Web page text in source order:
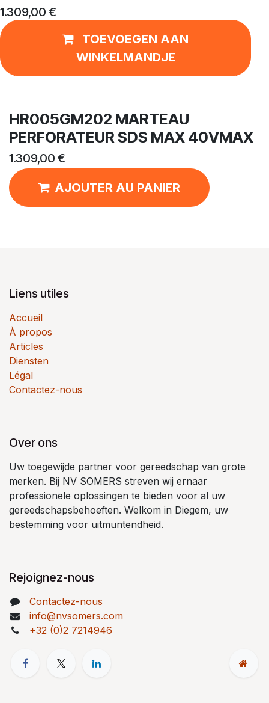
1.309,00 €
TOEVOEGEN AAN
WINKELMANDJE
HR005GM202 MARTEAU
PERFORATEUR SDS MAX 40VMAX
1.309,00 €
AJOUTER AU PANIER
Liens utiles
Accueil
À propos
Articles
Diensten
Légal
Contactez-nous
Over ons
Uw toegewijde partner voor gereedschap van grote
merken. Bij NV SOMERS streven wij ernaar
professionele oplossingen te bieden voor al uw
gereedschapsbehoeften. Welkom in Diegem, uw
bestemming voor uitmuntendheid.
Rejoignez-nous
Contactez-nous
info@nvsomers.com
+32 (0)2 7214946